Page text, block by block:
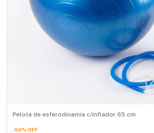
Pelota de esferodinamia c/inflador 65 cm
-50% OFF